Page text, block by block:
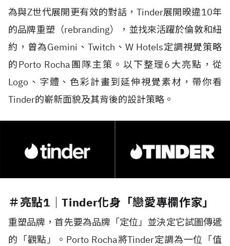
為與Z世代展開更有效的對話，Tinder展開暌違10年
的品牌重塑（rebranding），並找來活躍於倫敦和紐
約，曾為Gemini、Twitch、W Hotels定調視覺策略
的Porto Rocha團隊主策。以下整理6大亮點，從
Logo、字體、色彩計畫到延伸視覺素材，帶你看
Tinder的嶄新面貌及其背後的設計策略。
＃亮點1｜Tinder化身「戀愛專欄作家」
重塑品牌，首先要為品牌「定位」並決定它試圖傳遞
的「觀點」。Porto Rocha將Tinder定調為一位「值